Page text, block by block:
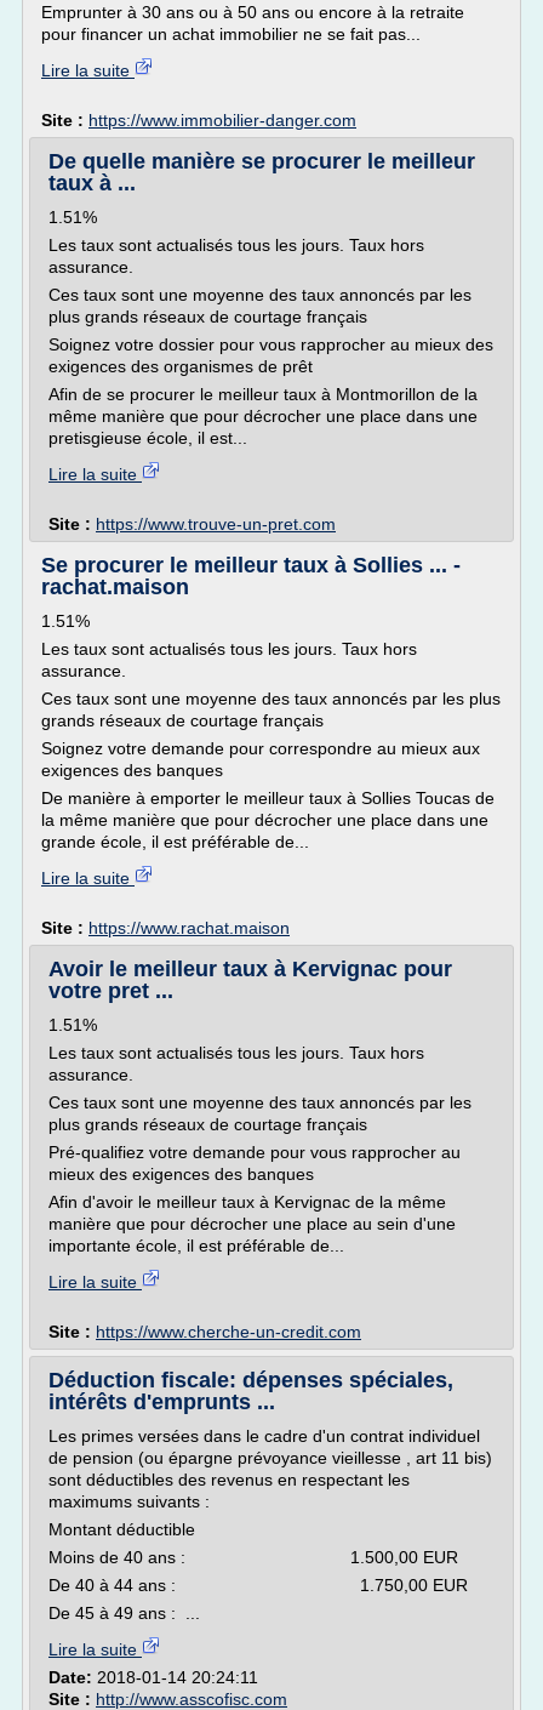
Emprunter à 30 ans ou à 50 ans ou encore à la retraite
pour financer un achat immobilier ne se fait pas...
Lire la suite
Site : https://www.immobilier-danger.com
De quelle manière se procurer le meilleur
taux à ...
1.51%
Les taux sont actualisés tous les jours. Taux hors
assurance.
Ces taux sont une moyenne des taux annoncés par les
plus grands réseaux de courtage français
Soignez votre dossier pour vous rapprocher au mieux des
exigences des organismes de prêt
Afin de se procurer le meilleur taux à Montmorillon de la
même manière que pour décrocher une place dans une
pretisgieuse école, il est...
Lire la suite
Site : https://www.trouve-un-pret.com
Se procurer le meilleur taux à Sollies ... -
rachat.maison
1.51%
Les taux sont actualisés tous les jours. Taux hors
assurance.
Ces taux sont une moyenne des taux annoncés par les plus
grands réseaux de courtage français
Soignez votre demande pour correspondre au mieux aux
exigences des banques
De manière à emporter le meilleur taux à Sollies Toucas de
la même manière que pour décrocher une place dans une
grande école, il est préférable de...
Lire la suite
Site : https://www.rachat.maison
Avoir le meilleur taux à Kervignac pour
votre pret ...
1.51%
Les taux sont actualisés tous les jours. Taux hors
assurance.
Ces taux sont une moyenne des taux annoncés par les
plus grands réseaux de courtage français
Pré-qualifiez votre demande pour vous rapprocher au
mieux des exigences des banques
Afin d'avoir le meilleur taux à Kervignac de la même
manière que pour décrocher une place au sein d'une
importante école, il est préférable de...
Lire la suite
Site : https://www.cherche-un-credit.com
Déduction fiscale: dépenses spéciales,
intérêts d'emprunts ...
Les primes versées dans le cadre d'un contrat individuel
de pension (ou épargne prévoyance vieillesse , art 11 bis)
sont déductibles des revenus en respectant les
maximums suivants :
Montant déductible
Moins de 40 ans : 1.500,00 EUR
De 40 à 44 ans : 1.750,00 EUR
De 45 à 49 ans : ...
Lire la suite
Date: 2018-01-14 20:24:11
Site : http://www.asscofisc.com